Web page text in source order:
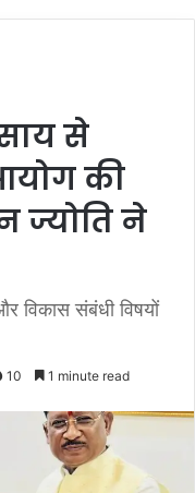
से
आयोग की
ज्योति ने
विकास संबंधी विषयों
10 1 minute read